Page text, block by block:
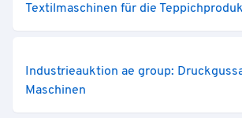
Textilmaschinen für die
Industrieauktion ae group:
Maschinen